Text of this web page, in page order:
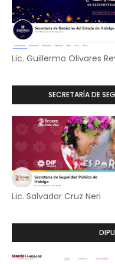
Lic. Guillermo Olivares
SECRETARÍA DE
Lic. Salvador Cruz Neri